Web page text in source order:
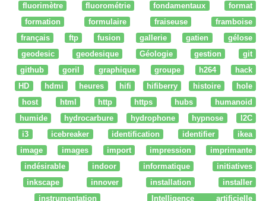
fluorimètre
fluorométrie fondamentaux
format
formation
formulaire fraiseuse
framboise
français
ftp fusion gallerie gatien
gélose
geodesic
geodesique Géologie gestion
git
github
goril graphique groupe h264
hack
HD
hdmi heures hifi hifiberry histoire
hole
host
html http https hubs
humanoid
humide
hydrocarbure hydrophone hypnose
I2C
i3
icebreaker identification identifier
ikea
image
images import impression
imprimante
indésirable
indoor informatique
initiatives
inkscape
innover installation
installer
instrumentation
Intelligence artificielle